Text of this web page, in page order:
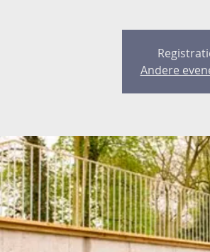
Andere